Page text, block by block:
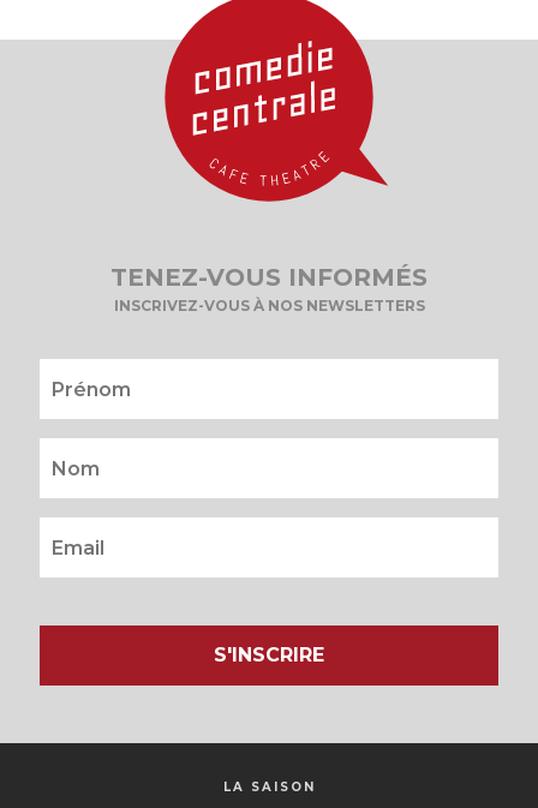
TENEZ-VOUS INFORMÉS
INSCRIVEZ-VOUS À NOS NEWSLETTERS
S'INSCRIRE
LA SAISON